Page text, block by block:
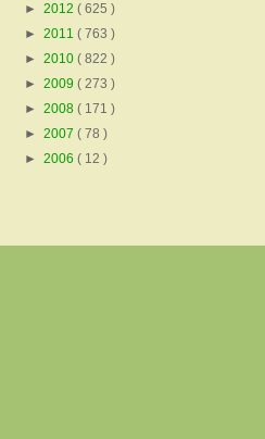
► 2012 ( 625 )
► 2011 ( 763 )
► 2010 ( 822 )
► 2009 ( 273 )
► 2008 ( 171 )
► 2007 ( 78 )
► 2006 ( 12 )